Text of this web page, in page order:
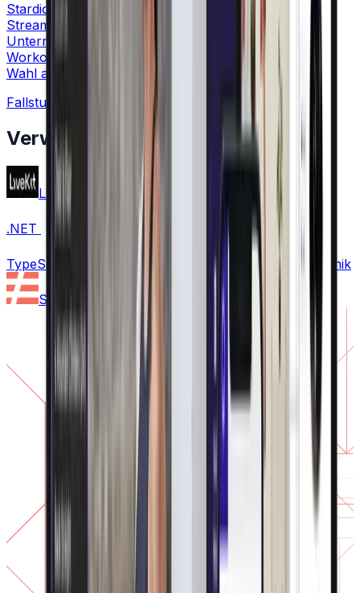
Stardio.com ist eine Online-Plattform für das Live-
Streaming von Fitnesskursen. Trainer gestalten den
Unterricht, laden ein Publikum ein und übertragen
Workouts live. Mitglieder können die Lektionen ihrer
Wahl abonnieren.
Fallstudie ansehen
Verwandte Technologien
LiveKit Ruby on Rails
.NET GraphQL JavaScript
TypeScript Python Mapnik
Serverless Framework Node.js